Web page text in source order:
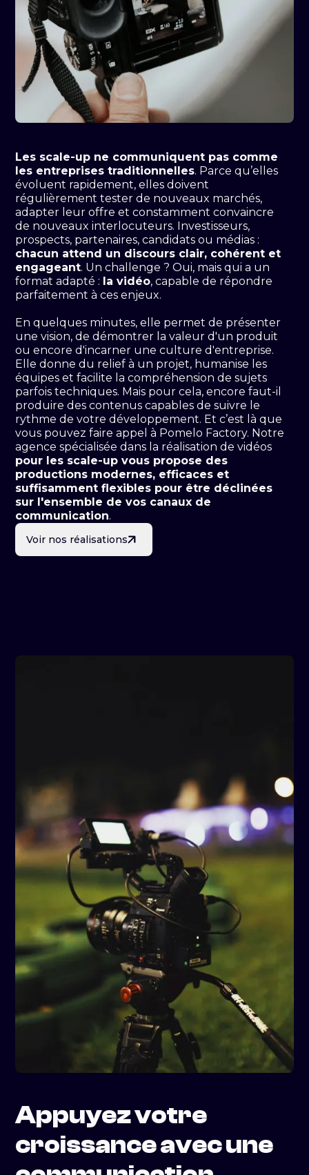
Les scale-up ne communiquent pas comme
les entreprises traditionnelles. Parce qu’elles
évoluent rapidement, elles doivent
régulièrement tester de nouveaux marchés,
adapter leur offre et constamment convaincre
de nouveaux interlocuteurs. Investisseurs,
prospects, partenaires, candidats ou médias :
chacun attend un discours clair, cohérent et
engageant. Un challenge ? Oui, mais qui a un
format adapté : la vidéo, capable de répondre
parfaitement à ces enjeux.
En quelques minutes, elle permet de présenter
une vision, de démontrer la valeur d'un produit
ou encore d'incarner une culture d'entreprise.
Elle donne du relief à un projet, humanise les
équipes et facilite la compréhension de sujets
parfois techniques. Mais pour cela, encore faut-il
produire des contenus capables de suivre le
rythme de votre développement. Et c’est là que
vous pouvez faire appel à Pomelo Factory. Notre
agence spécialisée dans la réalisation de vidéos
pour les scale-up vous propose des
productions modernes, efficaces et
suffisamment flexibles pour être déclinées
sur l'ensemble de vos canaux de
communication.
Voir nos réalisations
Appuyez votre
croissance avec une